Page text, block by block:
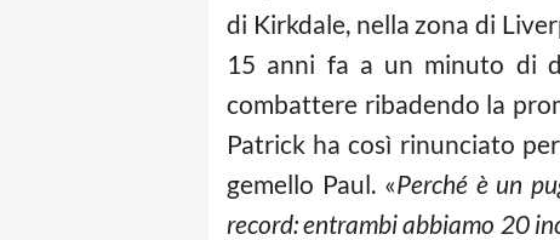
di Kirkdale, nella zona di
15 anni fa a un minuto di
combattere ribadendo la
Patrick ha così rinunciato
gemello Paul. «Perché è un
record: entrambi abbiamo 20